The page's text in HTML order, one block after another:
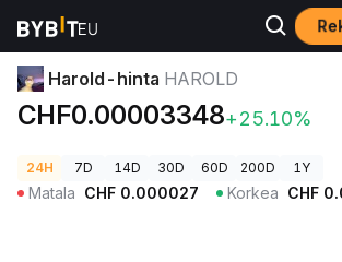
Kryptohinnat
Harold-hinta HAROLD
CHF0.00003348+25.10%
24H 7D 14D 30D 60D 200D 1Y
Matala CHF 0.000027 Korkea CHF